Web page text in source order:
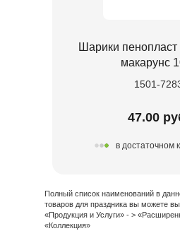
Шарики
макарунс
1501-
47.00
в достаточном
Полный список наименований в
товаров для праздника вы можете
«Продукция и Услуги» - >
«Коллекция»